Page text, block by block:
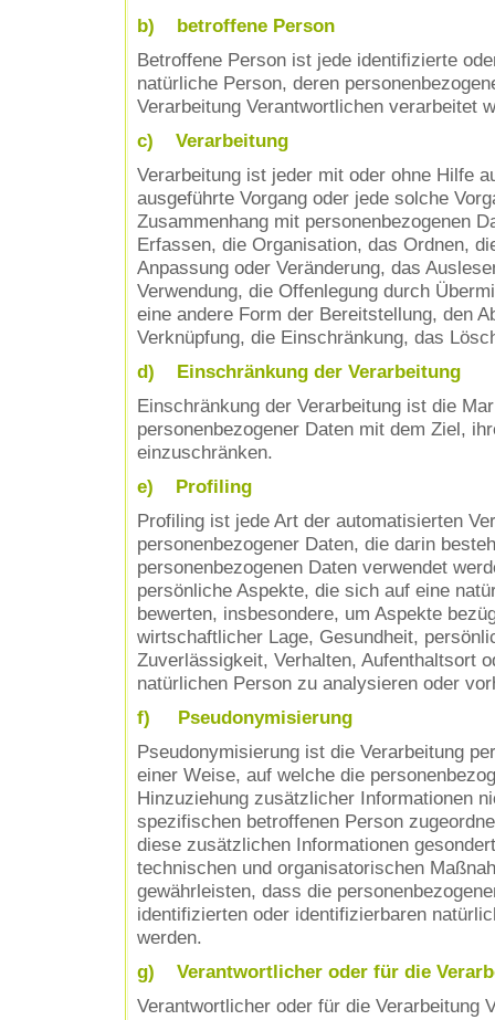
b) betroffene Person
Betroffene Person ist jede identifizierte
natürliche Person, deren
Verarbeitung Verantwortlichen verarbeitet
c) Verarbeitung
Verarbeitung ist jeder mit oder ohne Hilfe
ausgeführte Vorgang oder jede solche
Zusammenhang mit personenbezogenen
Erfassen, die Organisation, das Ordnen,
Anpassung oder Veränderung, das
Verwendung, die Offenlegung durch
eine andere Form der Bereitstellung, den
Verknüpfung, die Einschränkung, das
d) Einschränkung der Verarbeitung
Einschränkung der Verarbeitung ist die
personenbezogener Daten mit dem Ziel,
einzuschränken.
e) Profiling
Profiling ist jede Art der automatisierten
personenbezogener Daten, die darin
personenbezogenen Daten verwendet
persönliche Aspekte, die sich auf eine
bewerten, insbesondere, um Aspekte
wirtschaftlicher Lage, Gesundheit,
Zuverlässigkeit, Verhalten, Aufenthaltsort
natürlichen Person zu analysieren oder
f) Pseudonymisierung
Pseudonymisierung ist die Verarbeitung
einer Weise, auf welche die
Hinzuziehung zusätzlicher Informationen
spezifischen betroffenen Person
diese zusätzlichen Informationen
technischen und organisatorischen
gewährleisten, dass die
identifizierten oder identifizierbaren
werden.
g) Verantwortlicher oder für die
Verantwortlicher oder für die Verarbeitung